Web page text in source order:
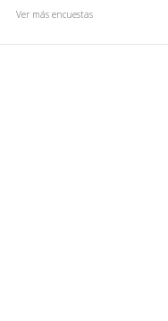
Ver más encuestas